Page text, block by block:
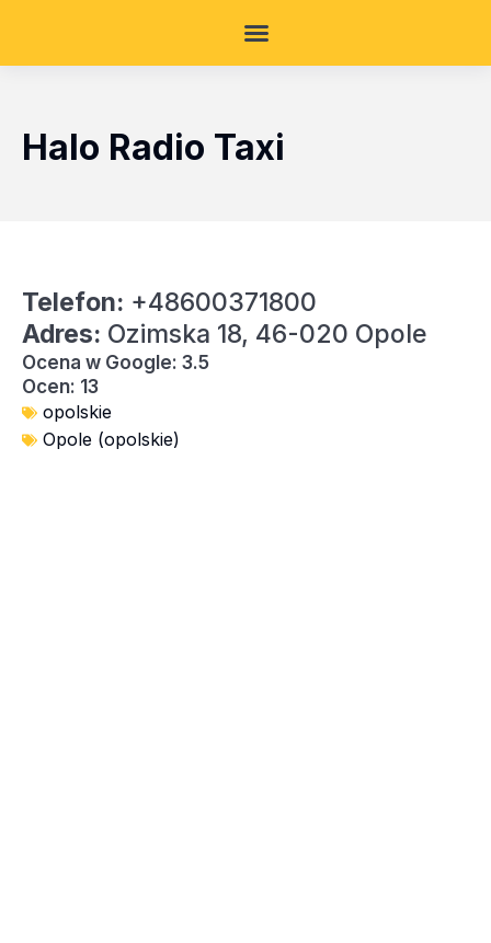
Halo Radio Taxi
Telefon: +48600371800
Adres: Ozimska 18, 46-020 Opole
Ocena w Google: 3.5
Ocen: 13
opolskie
Opole (opolskie)